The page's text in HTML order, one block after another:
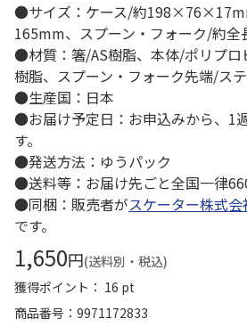
●サイズ：ケース/約
165mm、スプーン・フォーク/約全
●材質：箸/AS樹脂、本体/ポリプロ
樹脂、スプーン・フォーク先端/ス
●生産国：日本
●お届け予定日：お申込みから、1
す。
●発送方法：ゆうパック
●送料等：お届け先ごと全国一律
●同梱：販売者がスケーター株式会
です。
1,650円(送料別・税込)
獲得ポイント： 16 pt
商品番号
9971172833